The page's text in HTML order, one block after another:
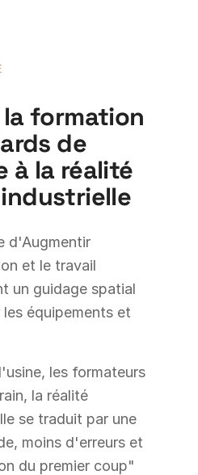
formation
de
à la réalité
d'Augmentir
et le travail
un guidage spatial
équipements et
les formateurs
la réalité
se traduit par une
moins d'erreurs et
du premier coup"